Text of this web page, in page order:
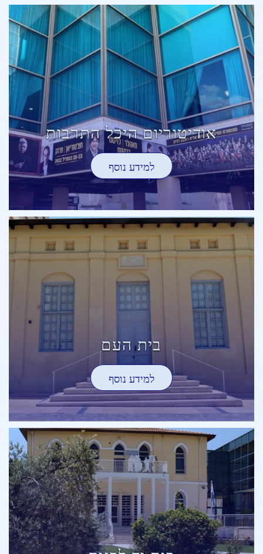
אודיטוריום היכל התרבות
למידע נוסף
בית העם
למידע נוסף